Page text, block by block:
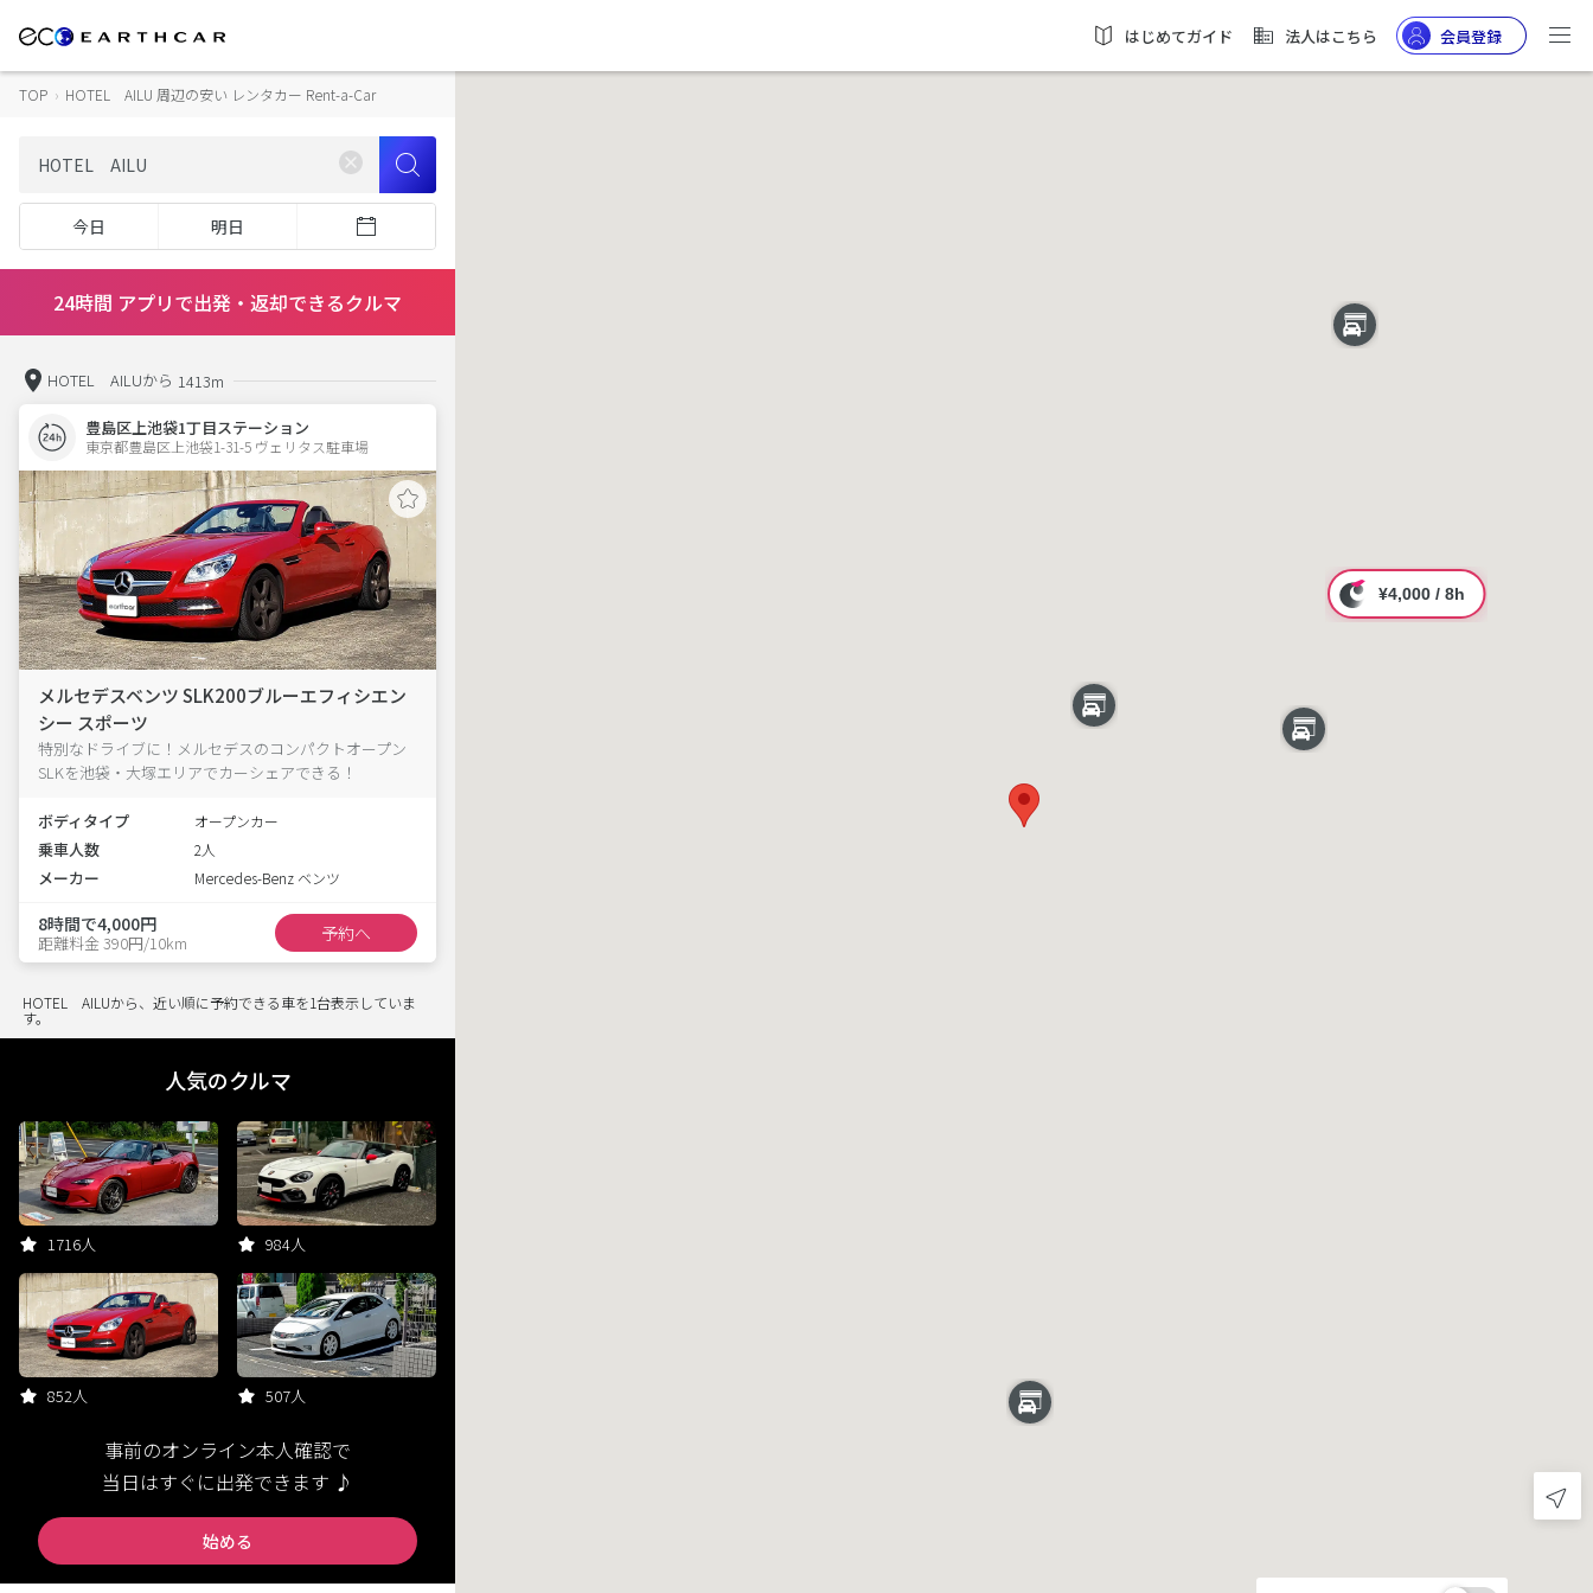
はじめてガイド 法人はこちら 会員登録
TOP › HOTEL AILU 周辺の安い レンタカー Rent-a-Car
今日 明日
24時間 アプリで出発・返却できるクルマ
HOTEL AILUから 1413m
豊島区上池袋1丁目ステーション
東京都豊島区上池袋1-31-5 ヴェリタス駐車場
メルセデスベンツ SLK200ブルーエフィシエン
シー スポーツ
特別なドライブに！メルセデスのコンパクトオープン
SLKを池袋・大塚エリアでカーシェアできる！
ボディタイプ オープンカー
乗車人数 2人
メーカー Mercedes-Benz ベンツ
8時間で4,000円
距離料金 390円/10km 予約へ
HOTEL AILUから、近い順に予約できる車を1台表示していま
す。
人気のクルマ
1716人 984人
852人 507人
事前のオンライン本人確認で
当日はすぐに出発できます ♪
始める